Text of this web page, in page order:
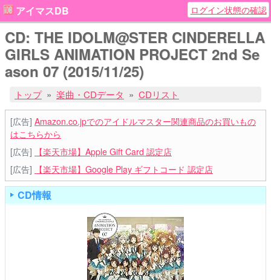
アイマスDB ログイン状態の確認
CD: THE IDOLM@STER CINDERELLA
GIRLS ANIMATION PROJECT 2nd Se
ason 07 (2015/11/25)
トップ 楽曲・CDデータ CDリスト
[広告] Amazon.co.jpでのアイドルマスター関連商品のお買いもの
はこちらから
[広告]
【楽天市場】Apple Gift Card 認定店
[広告]
【楽天市場】Google Play ギフトコード 認定店
CD情報